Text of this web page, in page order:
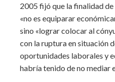
2005 fijó que la finalidad
«no es equiparar
sino «lograr colocar al
con la ruptura en situación
oportunidades laborales y
habría tenido de no mediar